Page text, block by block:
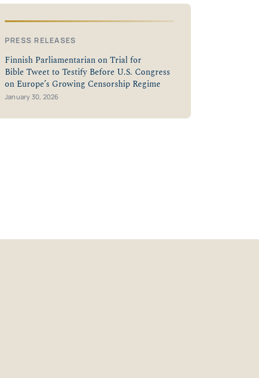
PRESS RELEASES
Finnish Parliamentarian on Trial for
Bible Tweet to Testify Before U.S. Congress
on Europe’s Growing Censorship Regime
January 30, 2026